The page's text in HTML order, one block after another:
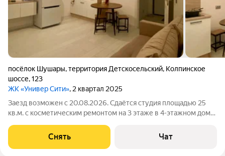
посёлок Шушары,территория Детскосельский, Колпинское
шоссе,123
ЖК «Универ Сити», 2 квартал 2025
Заезд возможен с 20.08.2026. Сдаётся студия площадью 25
кв.м. с косметическим ремонтом на 3 этаже в 4-этажном доме
Холодильник Дом - монолитный, окна выходят во двор и на
улицу. Коммунальные
Снять Чат